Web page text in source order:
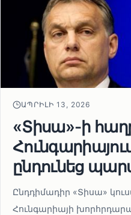
ԱՊՐԻԼԻ 13, 2026
«Տիսա»-ի
ընդունեց
Ընդդիմադիր «Տիսա»
Հունգարիայի